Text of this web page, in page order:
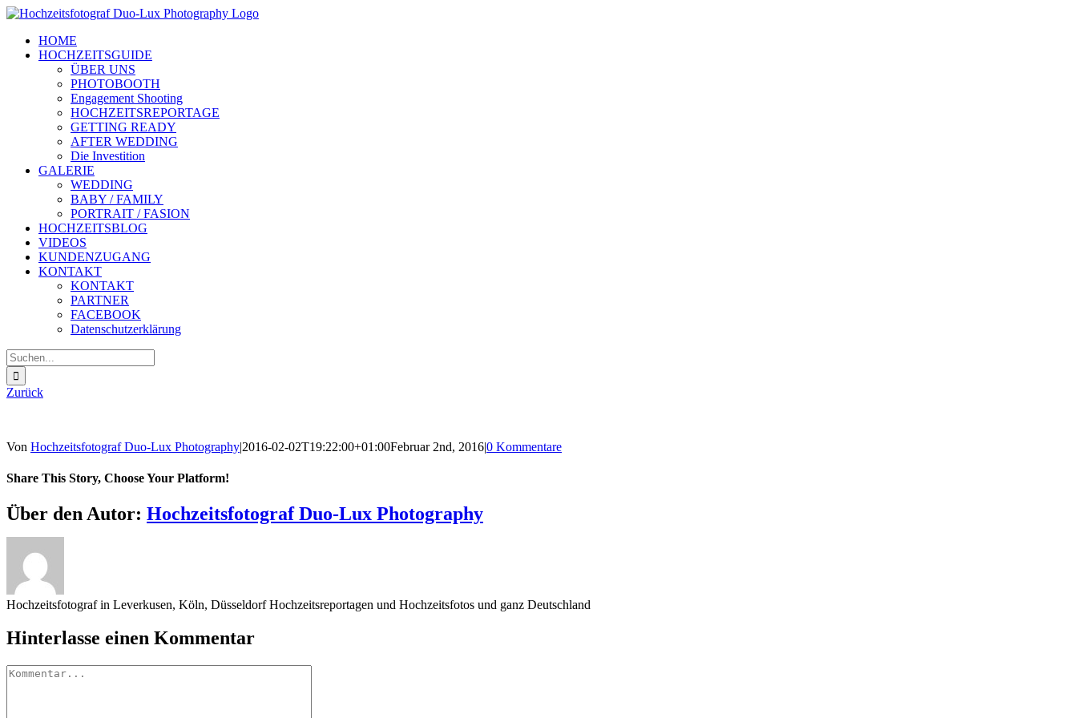
Zum
springenHOME
HOCHZEITSGUIDE
ÜBER UNS
PHOTOBOOTH
Engagement Shooting
HOCHZEITSREPORTAGE
GETTING READY
AFTER WEDDING
Die Investition
GALERIE
WEDDING
BABY / FAMILY
PORTRAIT / FASION
HOCHZEITSBLOG
VIDEOS
KUNDENZUGANG
KONTAKT
KONTAKT
PARTNER
FACEBOOK
Datenschutzerklärung
Suche
nach:
Zurück
Von Hochzeitsfotograf Duo-Lux Photography|2016-02-02T19:22:00+01:00Februar 2nd, 2016|0 Kommentare
Share This Story, Choose Your Platform!
Sharing_facebook
Sharing_twitter
Sharing_reddit
Über den Autor: Hochzeitsfotograf Duo-Lux Photography
Hochzeitsfotograf in Leverkusen, Köln, Düsseldorf Hochzeitsreportagen und Hochzeitsfotos und ganz Deutschland
Hinterlasse einen Kommentar
Kommentar